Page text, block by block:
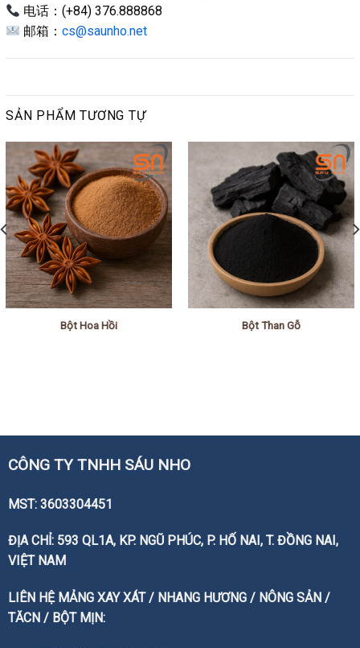
电话：(+84) 376.888868
邮箱：cs@saunho.net
SẢN PHẨM TƯƠNG TỰ
Bột Hoa Hồi Bột Than Gỗ
CÔNG TY TNHH SÁU NHO
MST: 3603304451
ĐỊA CHỈ: 593 QL1A, KP. NGŨ PHÚC, P. HỐ NAI, T. ĐỒNG NAI,
VIỆT NAM
LIÊN HỆ MẢNG XAY XÁT / NHANG HƯƠNG / NÔNG SẢN /
TĂCN / BỘT MỊN: